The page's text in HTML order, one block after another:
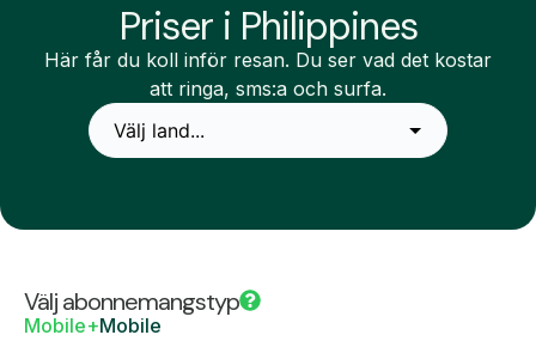
Priser i Philippines
Här får du koll inför resan. Du ser vad det kostar
att ringa, sms:a och surfa.
Välj abonnemangstyp
Mobile+Mobile